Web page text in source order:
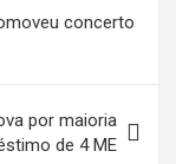
concerto
por maioria
de 4 ME